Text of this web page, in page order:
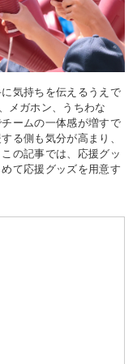
気持ちを伝えるうえで
メガホン、うちわな
ームの一体感が増すで
る側も気分が高まり、
の記事では、応援グッ
て応援グッズを用意す